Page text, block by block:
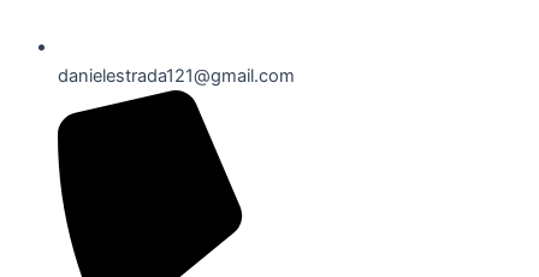
danielestrada121@gmail.com